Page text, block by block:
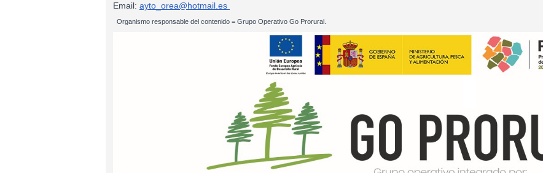
Email: ayto_orea@hotmail.es
Organismo responsable del contenido = Grupo Operativo Go Prorural.